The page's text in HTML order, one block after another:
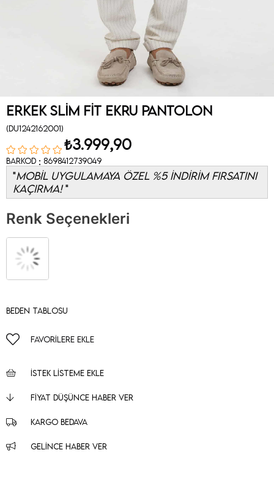
Erkek Slim Fit Ekru Pantolon
(DU1242162001)
₺3.999,90
Barkod : 8698412739049
MOBİL UYGULAMAYA ÖZEL %5 İNDİRİM FIRSATINI
KAÇIRMA!
Renk Seçenekleri
Beden Tablosu
FAVORILERE EKLE
İSTEK LISTEME EKLE
FIYAT DÜŞÜNCE HABER VER
KARGO BEDAVA
GELINCE HABER VER